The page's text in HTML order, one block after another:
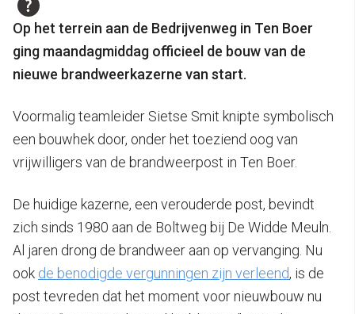
Op het terrein aan de Bedrijvenweg in Ten Boer
ging maandagmiddag officieel de bouw van de
nieuwe brandweerkazerne van start.
Voormalig teamleider Sietse Smit knipte symbolisch
een bouwhek door, onder het toeziend oog van
vrijwilligers van de brandweerpost in Ten Boer.
De huidige kazerne, een verouderde post, bevindt
zich sinds 1980 aan de Boltweg bij De Widde Meuln.
Al jaren drong de brandweer aan op vervanging. Nu
ook de benodigde vergunningen zijn verleend, is de
post tevreden dat het moment voor nieuwbouw nu